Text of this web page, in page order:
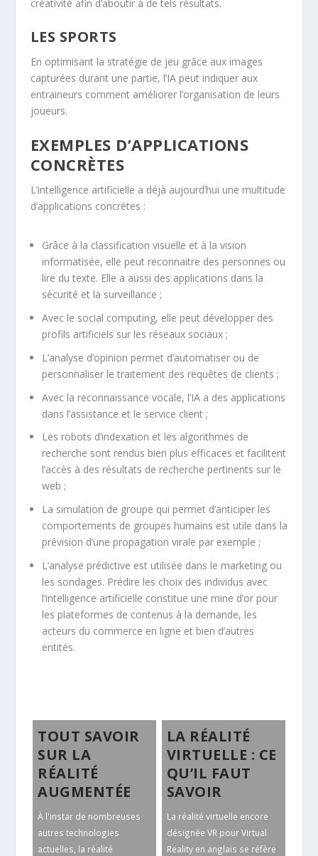
créativité afin d’aboutir à de tels résultats.
LES SPORTS
En optimisant la stratégie de jeu grâce aux images
capturées durant une partie, l’IA peut indiquer aux
entraineurs comment améliorer l’organisation de leurs
joueurs.
EXEMPLES D’APPLICATIONS
CONCRÈTES
L’intelligence artificielle a déjà aujourd’hui une multitude
d’applications concrètes :
Grâce à la classification visuelle et à la vision
informatisée, elle peut reconnaitre des personnes ou
lire du texte. Elle a aussi des applications dans la
sécurité et la surveillance ;
Avec le social computing, elle peut développer des
profils artificiels sur les réseaux sociaux ;
L’analyse d’opinion permet d’automatiser ou de
personnaliser le traitement des requêtes de clients ;
Avec la reconnaissance vocale, l’IA a des applications
dans l’assistance et le service client ;
Les robots d’indexation et les algorithmes de
recherche sont rendus bien plus efficaces et facilitent
l’accès à des résultats de recherche pertinents sur le
web ;
La simulation de groupe qui permet d’anticiper les
comportements de groupes humains est utile dans la
prévision d’une propagation virale par exemple ;
L’analyse prédictive est utilisée dans le marketing ou
les sondages. Prédire les choix des individus avec
l’intelligence artificielle constitue une mine d’or pour
les plateformes de contenus à la demande, les
acteurs du commerce en ligne et bien d’autres
entités.
TOUT SAVOIR
SUR LA
RÉALITÉ
AUGMENTÉE
À l'instar de nombreuses
autres technologies
actuelles, la réalité
LA RÉALITÉ
VIRTUELLE : CE
QU’IL FAUT
SAVOIR
La réalité virtuelle encore
désignée VR pour Virtual
Reality en anglais se réfère